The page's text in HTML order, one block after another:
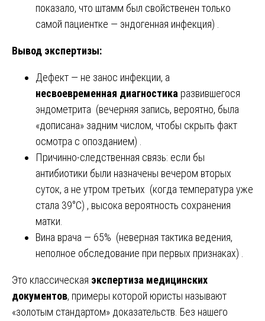
показало, что штамм был свойственен только
самой пациентке — эндогенная инфекция) .
Вывод экспертизы:
Дефект — не занос инфекции, а
несвоевременная диагностика развившегося
эндометрита (вечерняя запись, вероятно, была
«дописана» задним числом, чтобы скрыть факт
осмотра с опозданием) .
Причинно-следственная связь: если бы
антибиотики были назначены вечером вторых
суток, а не утром третьих (когда температура уже
стала 39°C) , высока вероятность сохранения
матки.
Вина врача — 65% (неверная тактика ведения,
неполное обследование при первых признаках) .
Это классическая экспертиза медицинских
документов, примеры которой юристы называют
«золотым стандартом» доказательств. Без нашего